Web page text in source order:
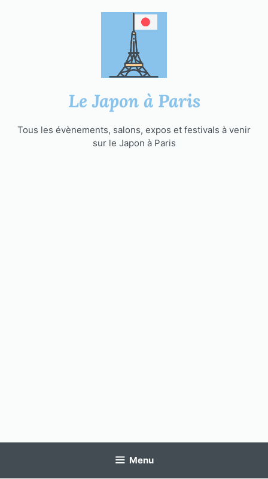
Le Japon à Paris
Tous les évènements, salons, expos et festivals à venir
sur le Japon à Paris
Menu